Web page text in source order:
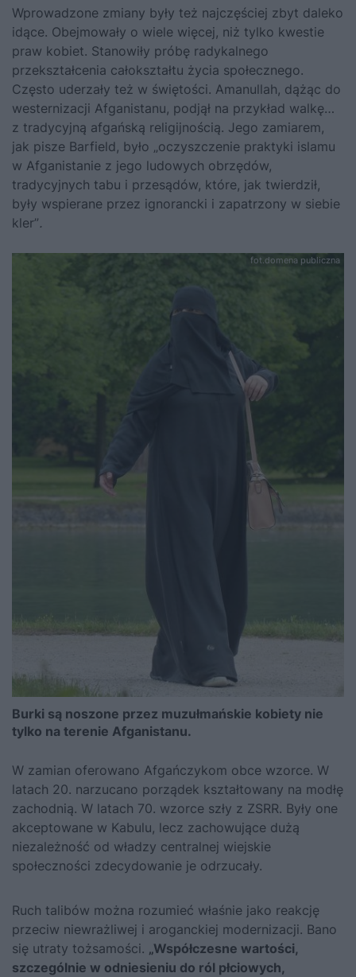
Wprowadzone zmiany były też najczęściej zbyt daleko
idące. Obejmowały o wiele więcej, niż tylko kwestie
praw kobiet. Stanowiły próbę radykalnego
przekształcenia całokształtu życia społecznego.
Często uderzały też w świętości. Amanullah, dążąc do
westernizacji Afganistanu, podjął na przykład walkę…
z tradycyjną afgańską religijnością. Jego zamiarem,
jak pisze Barfield, było „oczyszczenie praktyki islamu
w Afganistanie z jego ludowych obrzędów,
tradycyjnych tabu i przesądów, które, jak twierdził,
były wspierane przez ignorancki i zapatrzony w siebie
kler”.
fot.domena publiczna
Burki są noszone przez muzułmańskie kobiety nie
tylko na terenie Afganistanu.
W zamian oferowano Afgańczykom obce wzorce. W
latach 20. narzucano porządek kształtowany na modłę
zachodnią. W latach 70. wzorce szły z ZSRR. Były one
akceptowane w Kabulu, lecz zachowujące dużą
niezależność od władzy centralnej wiejskie
społeczności zdecydowanie je odrzucały.
Ruch talibów można rozumieć właśnie jako reakcję
przeciw niewrażliwej i aroganckiej modernizacji. Bano
się utraty tożsamości. „Współczesne wartości,
szczególnie w odniesieniu do ról płciowych,